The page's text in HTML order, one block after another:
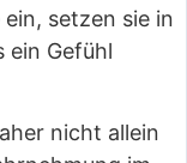
setzen sie in
ein Gefühl
nicht allein